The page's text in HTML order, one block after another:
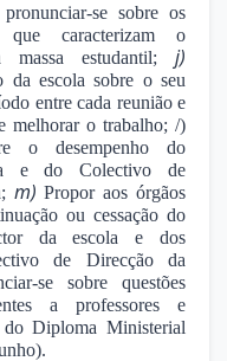
se sobre os
que caracterizam o
massa estudantil; j)
da escola sobre o seu
entre cada reunião e
melhorar o trabalho; /)
o desempenho do
e do Colectivo de
m) Propor aos órgãos
ou cessação do
da escola e dos
de Direcção da
se sobre questões
a professores e
Diploma Ministerial